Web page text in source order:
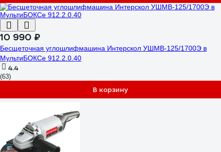
10 990 ₽
Бесщеточная углошлифмашина Интерскол УШМВ-125/1700Э в
МультиБОКСе 912.2.0.40
4.4
(63)
В корзину